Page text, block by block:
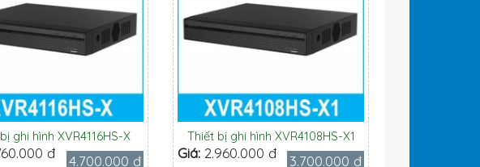
ghi hình XVR4116HS-X
đ 4.700.000 đ
Thiết bị ghi hình XVR4108HS-X1
Giá: 2.960.000 đ 3.700.000 đ